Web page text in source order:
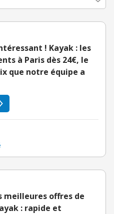
! Kayak : les
à Paris dès 24€, le
que notre équipe a
meilleures offres de
: rapide et